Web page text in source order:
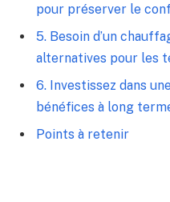
pour préserver le
5.‍ Besoin ⁣d’un
alternatives pour les
6. Investissez dans
bénéfices à long⁢
Points à retenir